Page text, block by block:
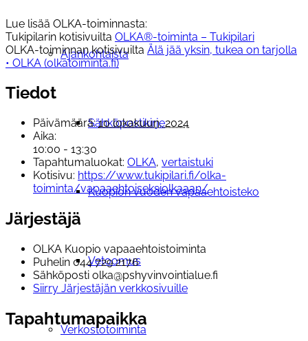
Ajankohtaista
Sähköpostikirje
Kuopion vuoden vapaaehtoisteko
Vetoomus
Verkostotoiminta
Lue lisää OLKA-toiminnasta:
Tukipilarin kotisivuilta OLKA®-toiminta – Tukipilari
OLKA-toiminnan kotisivuilta Älä jää yksin, tukea on tarjolla
• OLKA (olkatoiminta.fi)
Tiedot
Päivämäärä: 10 lokakuun, 2024
Aika:
10:00 - 13:30
Tapahtumaluokat: OLKA, vertaistuki
Kotisivu: https://www.tukipilari.fi/olka-
toiminta/vapaaehtoiseksiolkaaan/
Järjestäjä
OLKA Kuopio vapaaehtoistoiminta
Puhelin 044 729 2176
Sähköposti olka@pshyvinvointialue.fi
Siirry Järjestäjän verkkosivuille
Tapahtumapaikka